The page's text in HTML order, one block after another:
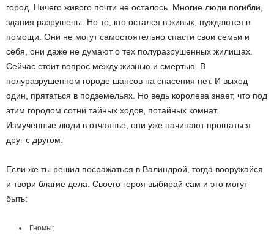
город. Ничего живого почти не осталось. Многие люди погибли,
здания разрушены. Но те, кто остался в живых, нуждаются в
помощи. Они не могут самостоятельно спасти свои семьи и
себя, они даже не думают о тех полуразрушенных жилищах.
Сейчас стоит вопрос между жизнью и смертью. В
полуразрушенном городе шансов на спасения нет. И выход
один, прятаться в подземельях. Но ведь королева знает, что под
этим городом сотни тайных ходов, потайных комнат.
Измученные люди в отчаянье, они уже начинают прощаться
друг с другом.
Если же ты решил посражаться в Валиндрой, тогда вооружайся
и твори благие дела. Своего героя выбирай сам и это могут
быть:
Гномы;